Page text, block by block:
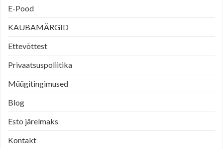
E-Pood
KAUBAMÄRGID
Ettevõttest
Privaatsuspoliitika
Müügitingimused
Blog
Esto järelmaks
Kontakt